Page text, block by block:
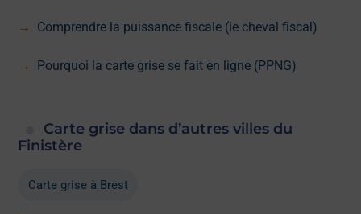
Comprendre la puissance fiscale (le cheval fiscal)
Pourquoi la carte grise se fait en ligne (PPNG)
Carte grise dans d’autres villes du
Finistère
Carte grise à Brest